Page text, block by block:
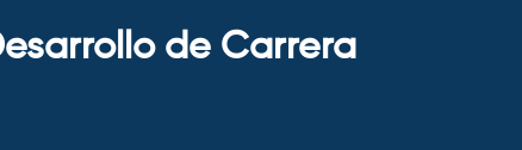
de Carrera